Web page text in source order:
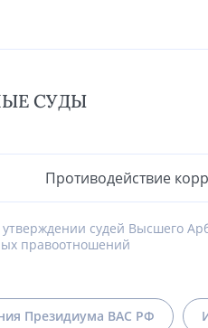
СУДЫ
Противодействие
судей Высшего
правоотношений
Президиума ВАС РФ